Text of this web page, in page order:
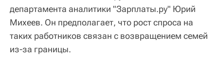
департамента аналитики "Зарплаты.ру" Юрий
Михеев. Он предполагает, что рост спроса на
таких работников связан с возвращением семей
из-за границы.